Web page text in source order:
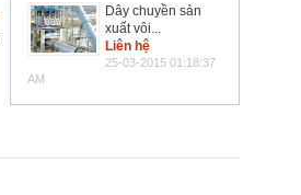
Dây chuyền sản
xuất vôi...
Liên hệ
25-03-2015 01:18:37
AM